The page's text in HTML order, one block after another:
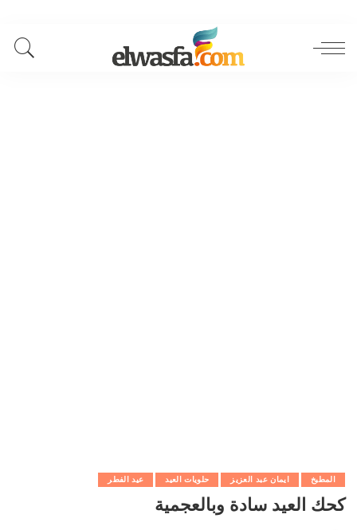
المطبخ ايمان عبد العزيز حلويات العيد عيد الفطر
كحك العيد سادة وبالعجمية